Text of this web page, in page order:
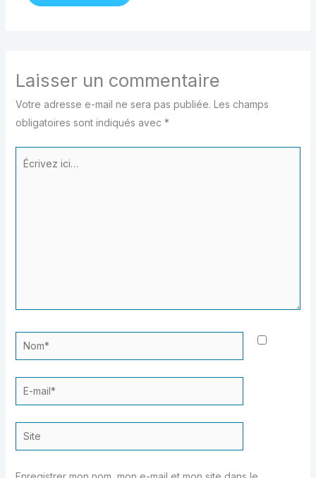
Laisser un commentaire
Votre adresse e-mail ne sera pas publiée. Les champs
obligatoires sont indiqués avec *
Écrivez
Nom*
E-
mail*
Site